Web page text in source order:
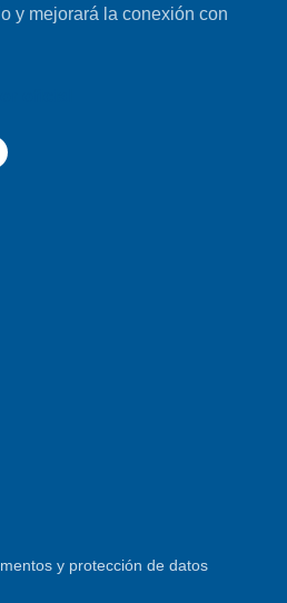
y mejorará la conexión con
y protección de datos